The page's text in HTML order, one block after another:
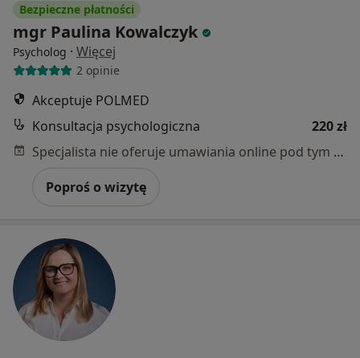
Bezpieczne płatności
mgr Paulina Kowalczyk
Psycholog · Więcej
2 opinie
Akceptuje POLMED
Konsultacja psychologiczna
220 zł
Specjalista nie oferuje umawiania online pod tym adresem.
Poproś o wizytę